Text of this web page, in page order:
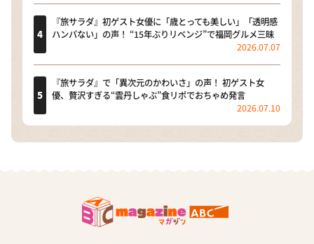
『旅サラダ』初ゲスト女優に「歳とっても美しい」「透明感
ハンパない」の声！ “15年ぶりリベンジ”で福岡グルメ三昧
2026.07.07
『旅サラダ』で「異次元のかわいさ」の声！ 初ゲスト女
優、贅沢すぎる“雲丹しゃぶ”食リポでおちゃめ発言
2026.07.10